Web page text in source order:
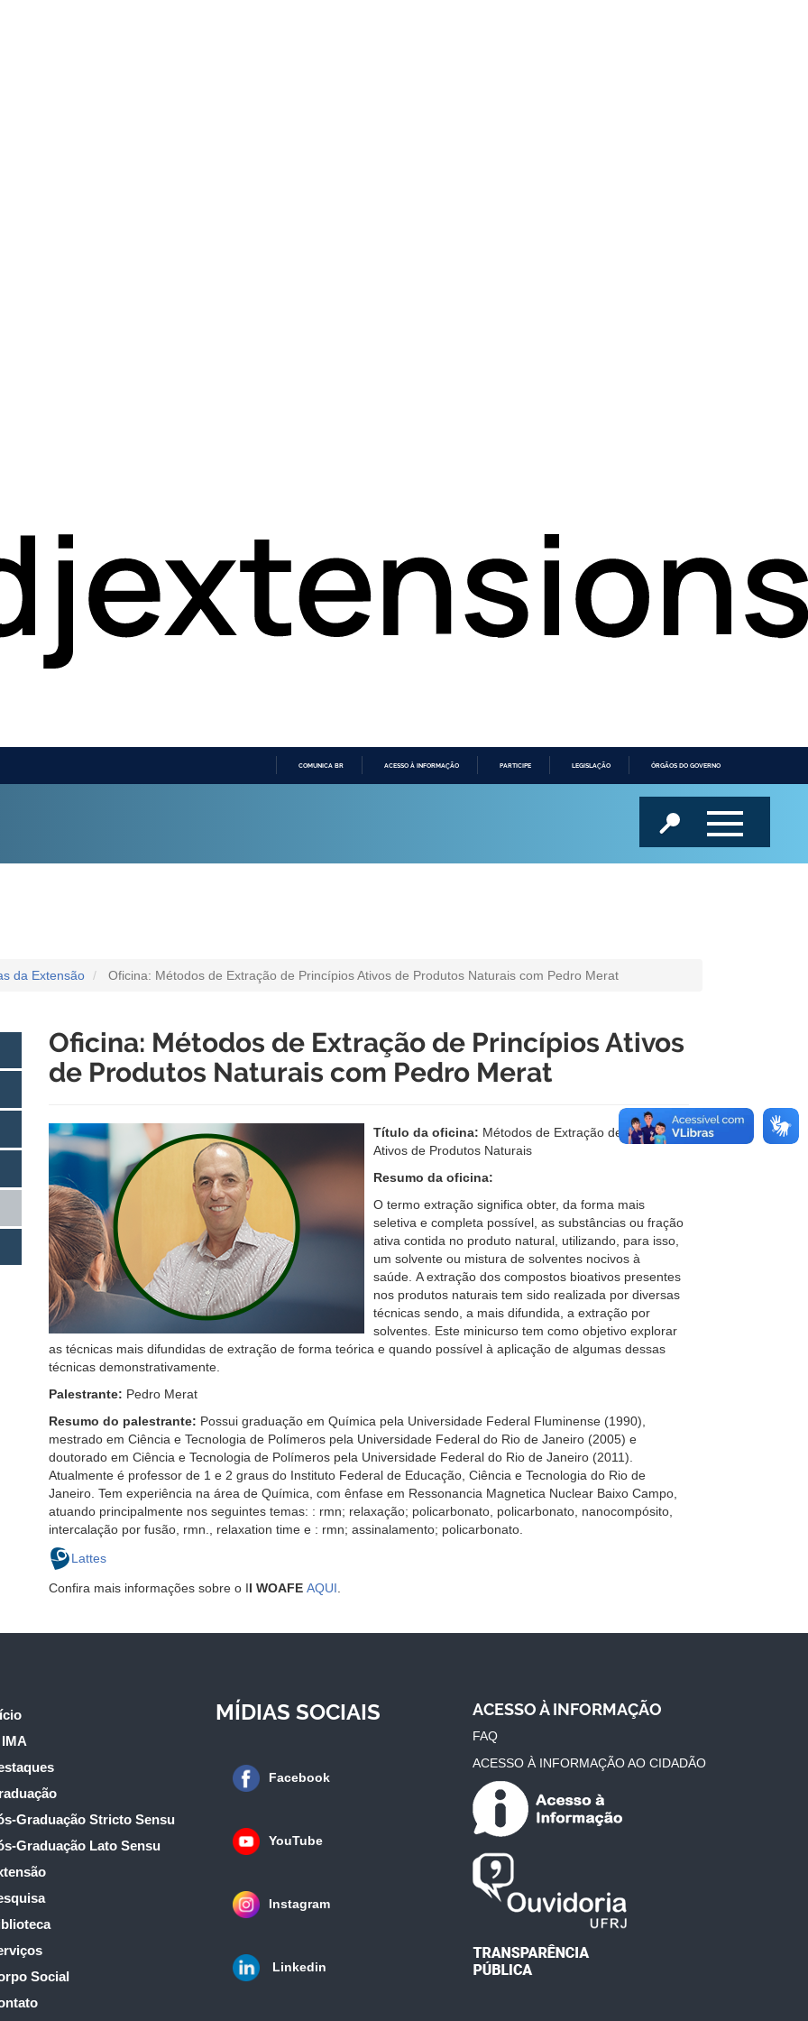
COMUNICA BR ACESSO À INFORMAÇÃO PARTICIPE LEGISLAÇÃO ÓRGÃOS DO GOVERNO
da Extensão Oficina: Métodos de Extração de Princípios Ativos de Produtos Naturais com Pedro Merat
Oficina: Métodos de Extração de Princípios Ativos
de Produtos Naturais com Pedro Merat
Título da oficina: Métodos de Extração de Princípios
Ativos de Produtos Naturais
Resumo da oficina:
O termo extração significa obter, da forma mais
seletiva e completa possível, as substâncias ou fração
ativa contida no produto natural, utilizando, para isso,
um solvente ou mistura de solventes nocivos à
saúde. A extração dos compostos bioativos presentes
nos produtos naturais tem sido realizada por diversas
técnicas sendo, a mais difundida, a extração por
solventes. Este minicurso tem como objetivo explorar
as técnicas mais difundidas de extração de forma teórica e quando possível à aplicação de algumas dessas
técnicas demonstrativamente.
Palestrante: Pedro Merat
Resumo do palestrante: Possui graduação em Química pela Universidade Federal Fluminense (1990),
mestrado em Ciência e Tecnologia de Polímeros pela Universidade Federal do Rio de Janeiro (2005) e
doutorado em Ciência e Tecnologia de Polímeros pela Universidade Federal do Rio de Janeiro (2011).
Atualmente é professor de 1 e 2 graus do Instituto Federal de Educação, Ciência e Tecnologia do Rio de
Janeiro. Tem experiência na área de Química, com ênfase em Ressonancia Magnetica Nuclear Baixo Campo,
atuando principalmente nos seguintes temas: : rmn; relaxação; policarbonato, policarbonato, nanocompósito,
intercalação por fusão, rmn., relaxation time e : rmn; assinalamento; policarbonato.
Lattes
Confira mais informações sobre o II WOAFE AQUI.
Graduação Stricto Sensu
Graduação Lato Sensu
Social
MÍDIAS SOCIAIS
Facebook
YouTube
Instagram
Linkedin
ACESSO À INFORMAÇÃO
FAQ
ACESSO À INFORMAÇÃO AO CIDADÃO